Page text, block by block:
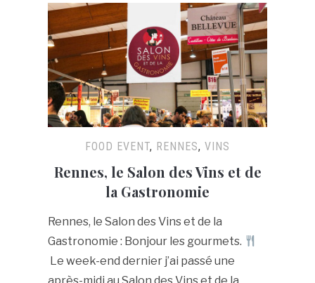
FOOD EVENT, RENNES, VINS
Rennes, le Salon des Vins et de
la Gastronomie
Rennes, le Salon des Vins et de la
Gastronomie : Bonjour les gourmets.
Le week-end dernier j’ai passé une